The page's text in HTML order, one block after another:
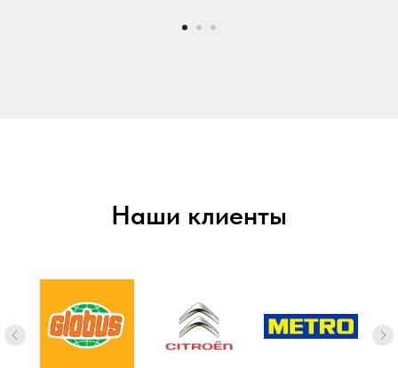
Наши клиенты